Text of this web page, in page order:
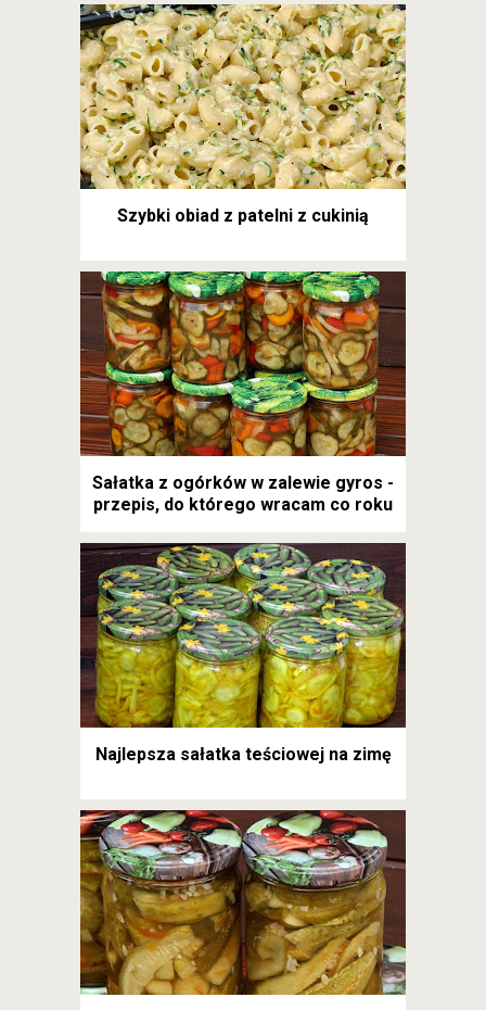
Szybki obiad z patelni z cukinią
Sałatka z ogórków w zalewie gyros -
przepis, do którego wracam co roku
Najlepsza sałatka teściowej na zimę